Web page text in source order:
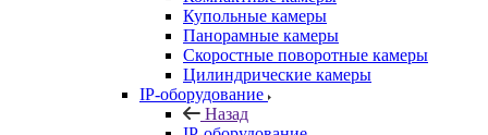
Купольные камеры
Панорамные камеры
Скоростные поворотные камеры
Цилиндрические камеры
IP-оборудование
Назад